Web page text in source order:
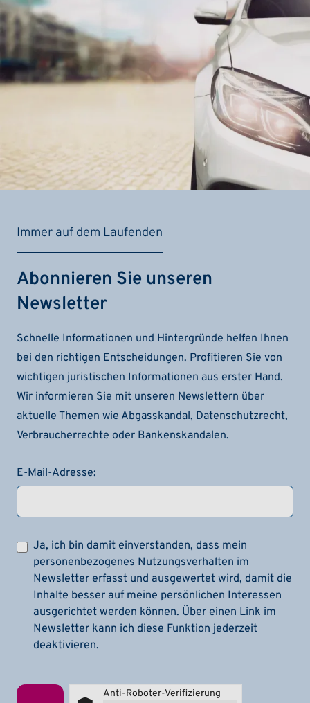
Immer auf dem Laufenden
Abonnieren Sie unseren
Newsletter
Schnelle Informationen und Hintergründe helfen Ihnen
bei den richtigen Entscheidungen. Profitieren Sie von
wichtigen juristischen Informationen aus erster Hand.
Wir informieren Sie mit unseren Newslettern über
aktuelle Themen wie Abgasskandal, Datenschutzrecht,
Verbraucherrechte oder Bankenskandalen.
E-Mail-Adresse:
Ja, ich bin damit einverstanden, dass mein
personenbezogenes Nutzungsverhalten im
Newsletter erfasst und ausgewertet wird, damit die
Inhalte besser auf meine persönlichen Interessen
ausgerichtet werden können. Über einen Link im
Newsletter kann ich diese Funktion jederzeit
deaktivieren.
Anti-Roboter-Verifizierung